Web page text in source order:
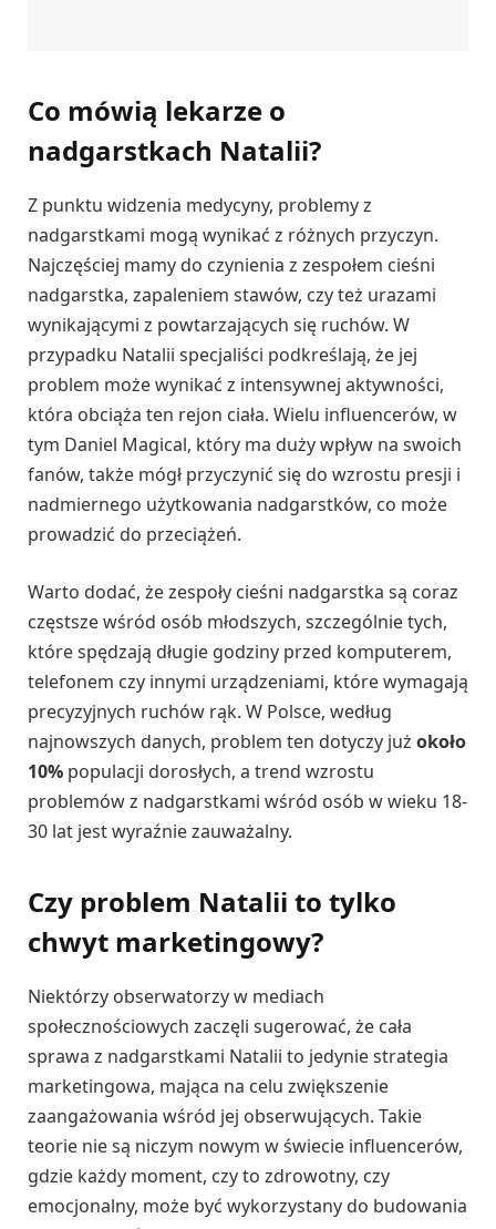
Co mówią lekarze o
nadgarstkach Natalii?
Z punktu widzenia medycyny, problemy z
nadgarstkami mogą wynikać z różnych przyczyn.
Najczęściej mamy do czynienia z zespołem cieśni
nadgarstka, zapaleniem stawów, czy też urazami
wynikającymi z powtarzających się ruchów. W
przypadku Natalii specjaliści podkreślają, że jej
problem może wynikać z intensywnej aktywności,
która obciąża ten rejon ciała. Wielu influencerów, w
tym Daniel Magical, który ma duży wpływ na swoich
fanów, także mógł przyczynić się do wzrostu presji i
nadmiernego użytkowania nadgarstków, co może
prowadzić do przeciążeń.
Warto dodać, że zespoły cieśni nadgarstka są coraz
częstsze wśród osób młodszych, szczególnie tych,
które spędzają długie godziny przed komputerem,
telefonem czy innymi urządzeniami, które wymagają
precyzyjnych ruchów rąk. W Polsce, według
najnowszych danych, problem ten dotyczy już około
10% populacji dorosłych, a trend wzrostu
problemów z nadgarstkami wśród osób w wieku 18-
30 lat jest wyraźnie zauważalny.
Czy problem Natalii to tylko
chwyt marketingowy?
Niektórzy obserwatorzy w mediach
społecznościowych zaczęli sugerować, że cała
sprawa z nadgarstkami Natalii to jedynie strategia
marketingowa, mająca na celu zwiększenie
zaangażowania wśród jej obserwujących. Takie
teorie nie są niczym nowym w świecie influencerów,
gdzie każdy moment, czy to zdrowotny, czy
emocjonalny, może być wykorzystany do budowania